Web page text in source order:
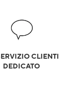
CLIENTI
DEDICATO